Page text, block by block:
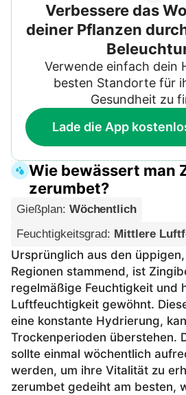
Verbessere das
deiner Pflanzen
Verwende einfach dein
besten Standorte für
Gesundheit zu
Lade die App
Wie bewässert man
zerumbet?
Gießplan: Wöchentlich
Feuchtigkeitsgrad: Mittlere
Ursprünglich aus den
Regionen stammend, ist
regelmäßige Feuchtigkeit und
Luftfeuchtigkeit gewöhnt.
eine konstante Hydrierung,
Trockenperioden überstehen.
sollte einmal wöchentlich
werden, um ihre Vitalität zu
zerumbet gedeiht am besten,